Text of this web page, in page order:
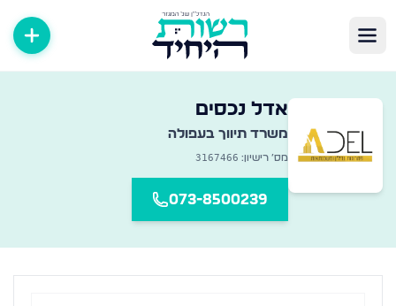
מאגר מקיף של משרדי תיווך נדל״ן ברחבי הארץ — מצאו את
אדל נכסים
משרד תיווך בעפולה
מס׳ רישיון: 3167466
073-8500239